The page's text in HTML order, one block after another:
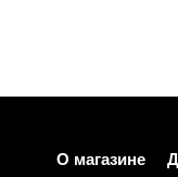
О магазине